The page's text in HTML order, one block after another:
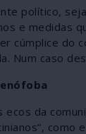
político,
e medidas
cúmplice do
Num caso
ecos da
como